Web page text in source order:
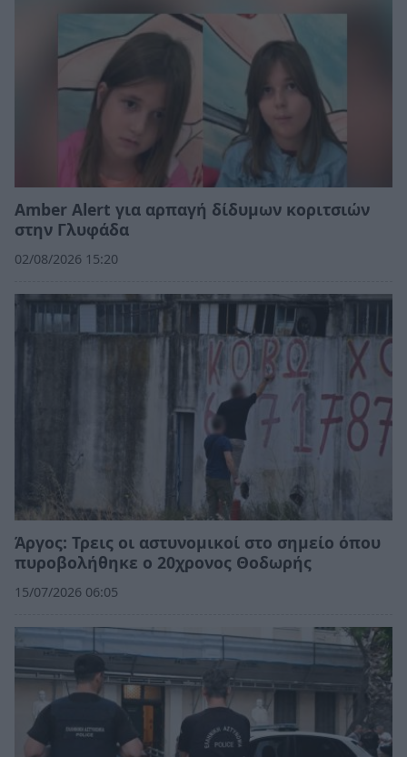
Amber Alert για αρπαγή δίδυμων κοριτσιών
στην Γλυφάδα
02/08/2026 15:20
Άργος: Τρεις οι αστυνομικοί στο σημείο όπου
πυροβολήθηκε ο 20χρονος Θοδωρής
15/07/2026 06:05